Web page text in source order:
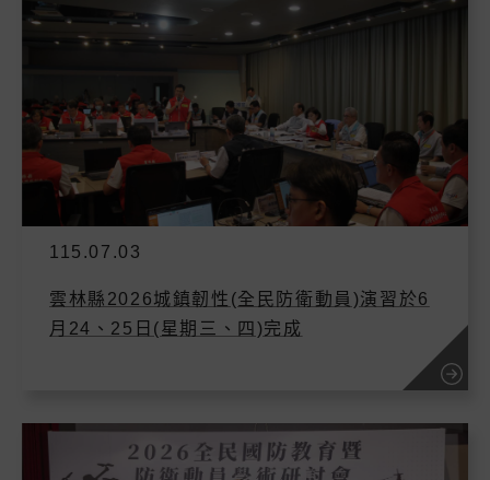
115.07.03
雲林縣2026城鎮韌性(全民防衛動員)演習於6
月24、25日(星期三、四)完成